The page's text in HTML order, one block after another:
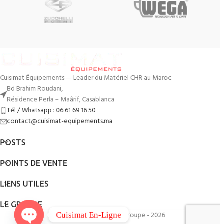
Cuisimat Équipements — Leader du Matériel CHR au Maroc
Bd Brahim Roudani,
Résidence Perla – Maârif, Casablanca
Tél / Whatsapp : 06 61 69 16 50
contact@cuisimat-equipements.ma
POSTS
POINTS DE VENTE
LIENS UTILES
LE GROUPE
ByQodWeb- Cuisimat Groupe - 2026
Cuisimat En-Ligne